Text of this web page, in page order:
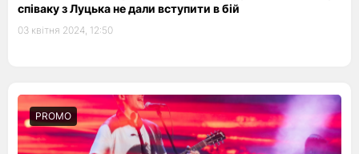
співаку з Луцька не дали вступити в бій
03 квітня 2024, 12:50
PROMO